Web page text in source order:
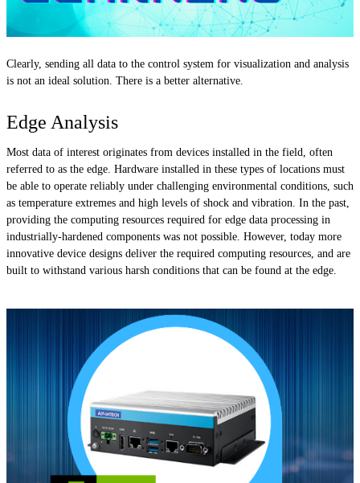
Clearly, sending all data to the control system for visualization and analysis
is not an ideal solution. There is a better alternative.
Edge Analysis
Most data of interest originates from devices installed in the field, often
referred to as the edge. Hardware installed in these types of locations must
be able to operate reliably under challenging environmental conditions, such
as temperature extremes and high levels of shock and vibration. In the past,
providing the computing resources required for edge data processing in
industrially-hardened components was not possible. However, today more
innovative device designs deliver the required computing resources, and are
built to withstand various harsh conditions that can be found at the edge.